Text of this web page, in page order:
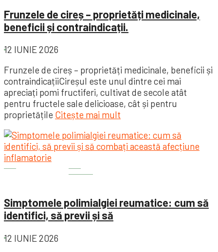
Frunzele de cireș – proprietăți medicinale,
beneficii și contraindicații.
12 IUNIE 2026
Frunzele de cireș – proprietăți medicinale, beneficii și
contraindicațiiCireșul este unul dintre cei mai
apreciați pomi fructiferi, cultivat de secole atât
pentru fructele sale delicioase, cât și pentru
proprietățile Citește mai mult
Simptomele polimialgiei reumatice: cum să
identifici, să previi și să
12 IUNIE 2026